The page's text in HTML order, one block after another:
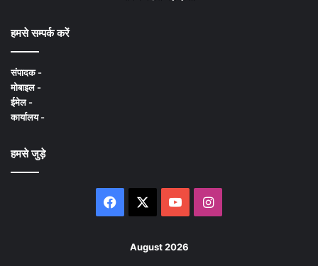
हमसे सम्पर्क करें
संपादक -
मोबाइल -
ईमेल -
कार्यालय -
हमसे जुड़े
Facebook YouTubeInstagram
August 2026